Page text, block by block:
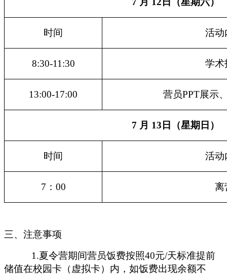
时间 活动
8:30-11:30 学术
13:00-17:00 营员PPT展示
7 月 13 日（星期 日 ）
时间 活动
7：00 离
三、注意事项
1.夏令营期间营员饭费按照40元/天标准提前
储值在校园卡（虚拟卡）内，如饭费出现余额不